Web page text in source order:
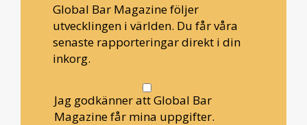
Global Bar Magazine följer
utvecklingen i världen. Du får våra
senaste rapporteringar direkt i din
inkorg.
Jag godkänner att Global Bar
Magazine får mina uppgifter.